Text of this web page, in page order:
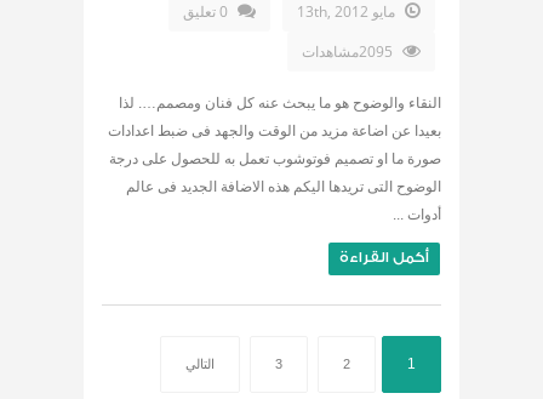
مايو 13th, 2012
0 تعليق
النقاء والوضوح هو ما يبحث عنه كل فنان ومصمم…. لذا
بعيدا عن اضاعة مزيد من الوقت والجهد فى ضبط اعدادات
صورة ما او تصميم فوتوشوب تعمل به للحصول على درجة
الوضوح التى تريدها اليكم هذه الاضافة الجديد فى عالم
أدوات ...
أكمل القراءة
1
2
3 التالي